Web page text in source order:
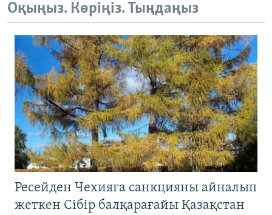
Оқыңыз. Көріңіз. Тыңдаңыз
Ресейден Чехияға санкцияны айналып
жеткен Сібір балқарағайы Қазақстан